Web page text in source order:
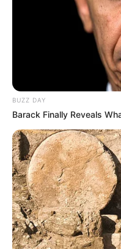
BUZZ DAY
Barack Finally Reveals